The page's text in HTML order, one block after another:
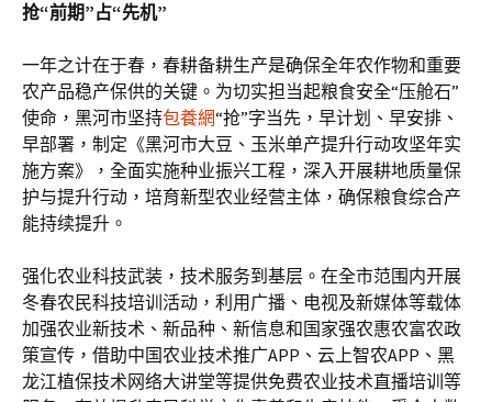
抢“前期”占“先机”
一年之计在于春，春耕备耕生产是确保全年农作物和重要
农产品稳产保供的关键。为切实担当起粮食安全“压舱石”
使命，黑河市坚持包養網“抢”字当先，早计划、早安排、
早部署，制定《黑河市大豆、玉米单产提升行动攻坚年实
施方案》，全面实施种业振兴工程，深入开展耕地质量保
护与提升行动，培育新型农业经营主体，确保粮食综合产
能持续提升。
强化农业科技武装，技术服务到基层。在全市范围内开展
冬春农民科技培训活动，利用广播、电视及新媒体等载体
加强农业新技术、新品种、新信息和国家强农惠农富农政
策宣传，借助中国农业技术推广APP、云上智农APP、黑
龙江植保技术网络大讲堂等提供免费农业技术直播培训等